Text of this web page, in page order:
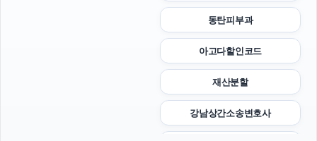
동탄피부과
아고다할인코드
재산분할
강남상간소송변호사